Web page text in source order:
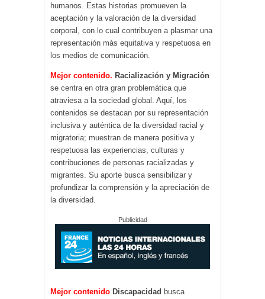
humanos. Estas historias promueven la
aceptación y la valoración de la diversidad
corporal, con lo cual contribuyen a plasmar una
representación más equitativa y respetuosa en
los medios de comunicación.
Mejor contenido. Racialización y Migración
se centra en otra gran problemática que
atraviesa a la sociedad global. Aquí, los
contenidos se destacan por su representación
inclusiva y auténtica de la diversidad racial y
migratoria; muestran de manera positiva y
respetuosa las experiencias, culturas y
contribuciones de personas racializadas y
migrantes. Su aporte busca sensibilizar y
profundizar la comprensión y la apreciación de
la diversidad.
Publicidad
Mejor contenido Discapacidad busca